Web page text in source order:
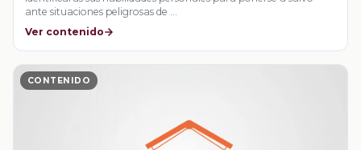
ante situaciones peligrosas de …
Ver contenido
CONTENIDO